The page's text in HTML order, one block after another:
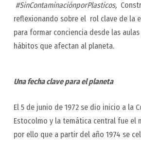
#SinContaminaciónporPlasticos,
reflexionando sobre el rol clave de la
para formar conciencia desde las
hábitos que afectan al planeta.
Una fecha clave para el planeta
El 5 de junio de 1972 se dio inicio a la
Estocolmo y la temática central fue el
por ello que a partir del año 1974 se